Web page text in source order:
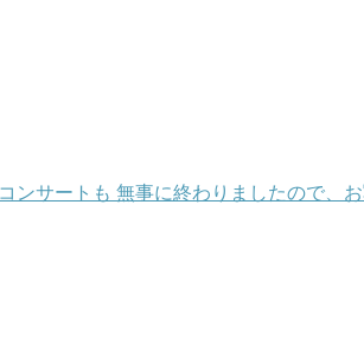
サートも 無事に終わりましたので、